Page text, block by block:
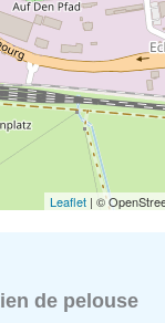
Leaflet | ©
de pelouse